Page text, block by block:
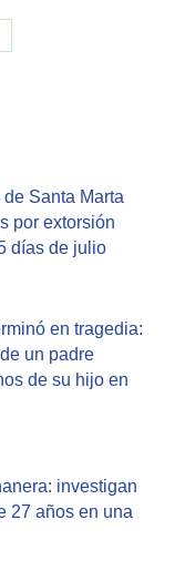
Santa Marta
por extorsión
días de julio
en tragedia:
un padre
de su hijo en
investigan
27 años en una